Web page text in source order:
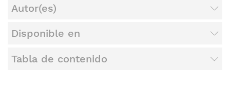
Autor(es)
Disponible en
Tabla de contenido